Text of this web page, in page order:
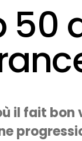
il fait bon